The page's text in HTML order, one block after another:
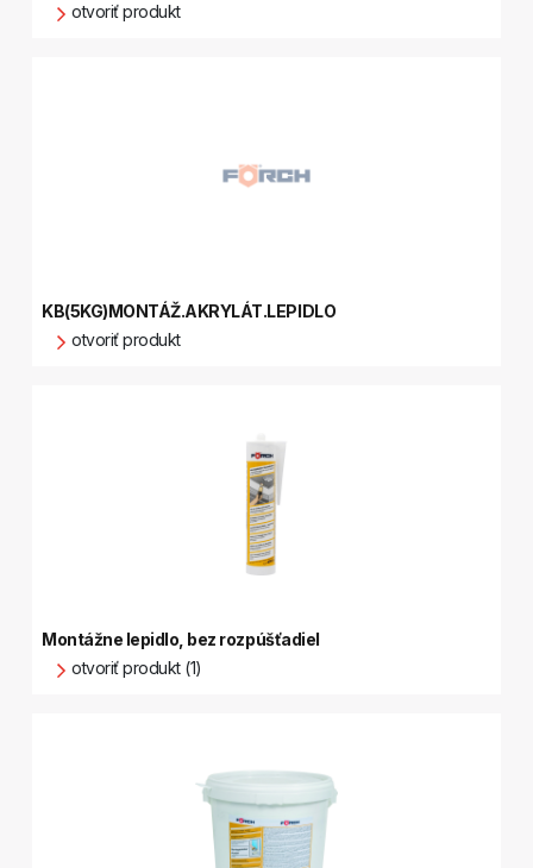
otvoriť produkt
KB(5KG)MONTÁŽ.AKRYLÁT.LEPIDLO
otvoriť produkt
Montážne lepidlo, bez rozpúšťadiel
otvoriť produkt (1)